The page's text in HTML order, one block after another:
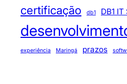
certificação db1 DB1
experiência Maringá prazos